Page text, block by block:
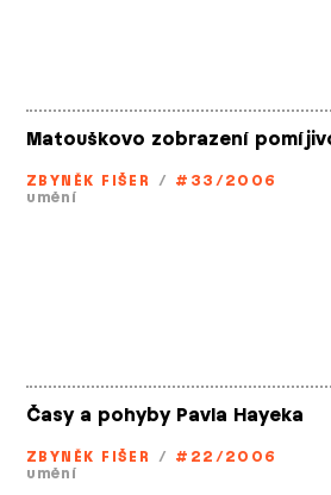
Matouškovo zobrazení
ZBYNĚK FIŠER / #33/2006
umění
Časy a pohyby Pavla Hayeka
ZBYNĚK FIŠER / #22/2006
umění